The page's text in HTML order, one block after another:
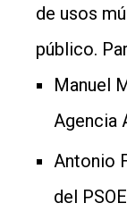
de usos
público.
Manuel
Agencia
Antonio
del